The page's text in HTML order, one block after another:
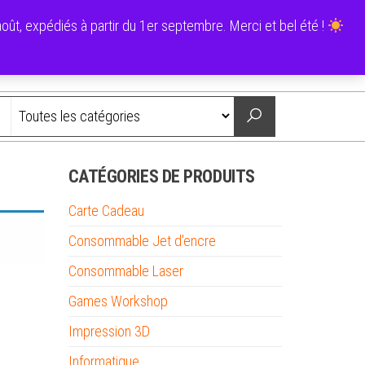
expédiés à partir du 1er septembre. Merci et bel été !
0,00 €
CATÉGORIES DE PRODUITS
Carte Cadeau
Consommable Jet d'encre
Consommable Laser
Games Workshop
Impression 3D
Informatique